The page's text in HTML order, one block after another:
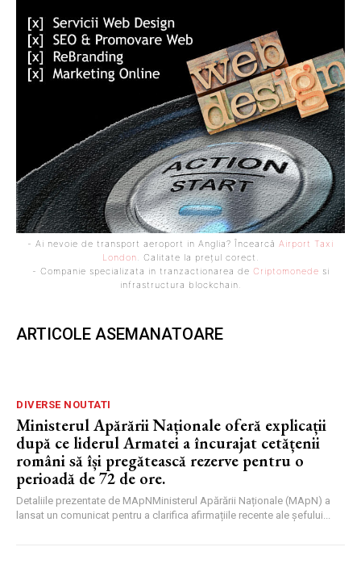
- Ai nevoie de transport aeroport in Anglia? Încearcă Airport Taxi
London . Calitate la prețul corect.
- Companie specializata in tranzactionarea de Criptomonede si
infrastructura blockchain.
ARTICOLE ASEMANATOARE
DIVERSE NOUTATI
Ministerul Apărării Naționale oferă explicații
după ce liderul Armatei a încurajat cetățenii
români să își pregătească rezerve pentru o
perioadă de 72 de ore.
Detaliile prezentate de MApNMinisterul Apărării Naționale (MApN) a
lansat un comunicat pentru a clarifica afirmațiile recente ale șefului...